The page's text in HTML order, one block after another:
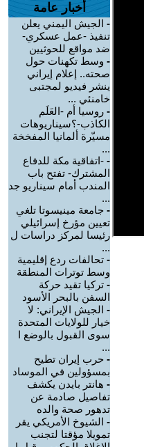
أخبار عامة
- الجيش اليمني يعلن
تنفيذ -عمل عسكري-
ضد مواقع للحوثيين
- وسط تكهنات حول
صحته.. إعلام إيراني
ينشر فيديو لمجتبى
خامنئي ...
- روسيا أم -العَلَم
الكاذب-؟سيناريوهات
مسيّرة ألمانيا المفخخة
...
- -اتفاقية مكة للدفاع
المشترك- تفتح باب
المندب أمام سيناريو جد
...
- جامعة مينيسوتا تلغي
تعيين مؤرخ إسرائيلي
رئيسا لمركز دراسات ل
...
- تحالفات ردع إقليمية
وسط توترات المنطقة
- تركيا تقيد حركة
السفن بالبحر الأسود
- الجيش الإيراني: لا
خيار للولايات المتحدة
سوى القبول بالوضع ا
...
- حرب إيران تطيح
بمسؤولين في الموساد
- هانتر بايدن يكشف
تفاصيل صادمة عن
تدهور صحة والده
- الشيوخ الأمريكي يقر
تمويلا مؤقتا لتجنب